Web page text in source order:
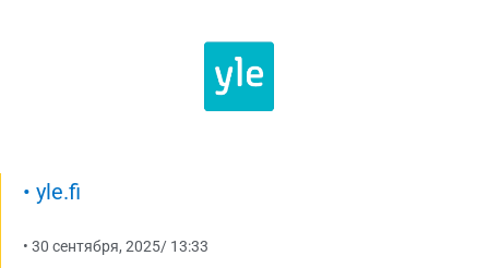
• yle.fi
• 30 сентября, 2025/ 13:33